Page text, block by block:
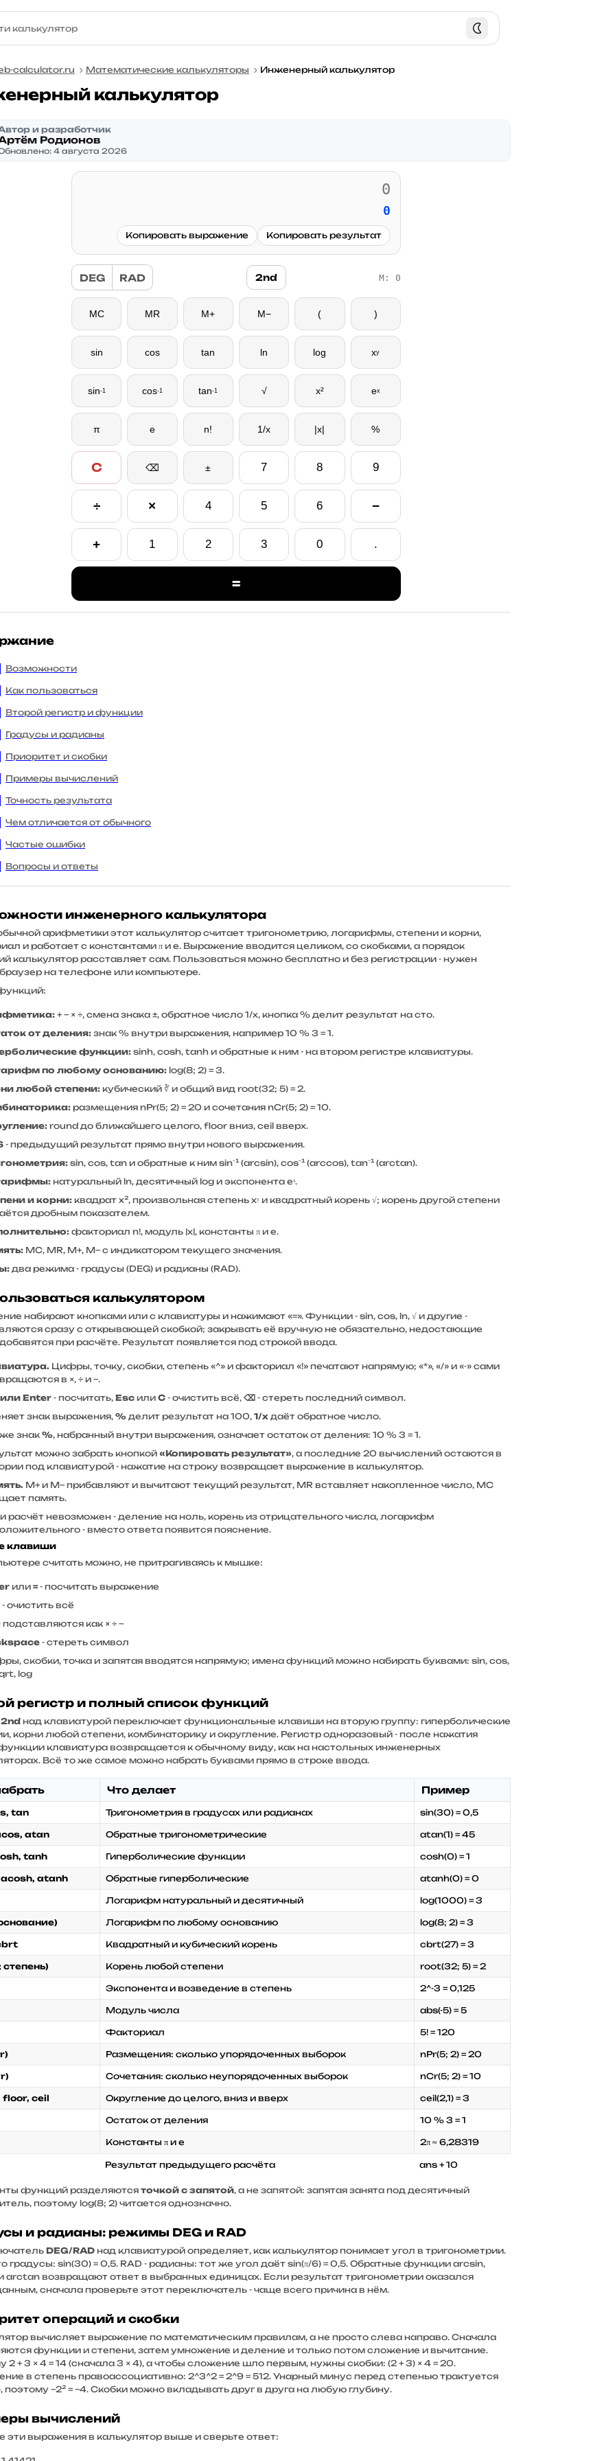
calculator.ru Математические калькуляторы Инженерный калькулятор
калькулятор
и разработчик
Родионов
4 августа 2026
0
Копировать выражение Копировать результат
DEG RAD 2nd M: 0
MC MR M+ M− ( )
sin cos tan ln log xy
sin-1 cos-1 tan-1 √ x² ex
π e n! 1/x |x| %
C ⌫ ± 7 8 9
÷ × 4 5 6 −
+ 1 2 3 0 .
=
Возможности
Как пользоваться
Второй регистр и функции
Градусы и радианы
Приоритет и скобки
Примеры вычислений
Точность результата
Чем отличается от обычного
Частые ошибки
Вопросы и ответы
инженерного калькулятора
арифметики этот калькулятор считает тригонометрию, логарифмы, степени и корни,
и работает с константами π и e. Выражение вводится целиком, со скобками, а порядок
калькулятор расставляет сам. Пользоваться можно бесплатно и без регистрации - нужен
на телефоне или компьютере.
+ − × ÷, смена знака ±, обратное число 1/x, кнопка % делит результат на сто.
от деления: знак % внутри выражения, например 10 % 3 = 1.
функции: sinh, cosh, tanh и обратные к ним - на втором регистре клавиатуры.
по любому основанию: log(8; 2) = 3.
любой степени:кубический ∛ и общий вид root(32; 5) = 2.
размещения nPr(5; 2) = 20 и сочетания nCr(5; 2) = 10.
round до ближайшего целого, floor вниз, ceil вверх.
- предыдущий результат прямо внутри нового выражения.
sin, cos, tan и обратные к ним sin⁻¹ (arcsin), cos⁻¹ (arccos), tan⁻¹ (arctan).
натуральный ln, десятичный log и экспонента eˣ.
и корни:квадрат x², произвольная степень xʸ и квадратный корень √; корень другой степени
дробным показателем.
факториал n!, модуль |x|, константы π и e.
MC, MR, M+, M− с индикатором текущего значения.
два режима - градусы (DEG) и радианы (RAD).
калькулятором
набирают кнопками или с клавиатуры и нажимают «=». Функции - sin, cos, ln, √ и другие -
сразу с открывающей скобкой; закрывать её вручную не обязательно, недостающие
при расчёте. Результат появляется под строкой ввода.
Цифры, точку, скобки, степень «^» и факториал «!» печатают напрямую; «*», «/» и «-» сами
в ×, ÷ и −.
или Enter - посчитать, Esc или C - очистить всё, ⌫ - стереть последний символ.
знак выражения, % делит результат на 100, 1/x даёт обратное число.
знак%, набранный внутри выражения, означает остаток от деления: 10 % 3 = 1.
можно забрать кнопкой «Копировать результат», а последние 20 вычислений остаются в
под клавиатурой - нажатие на строку возвращает выражение в калькулятор.
M+ и M− прибавляют и вычитают текущий результат, MR вставляет накопленное число, MC
память.
расчёт невозможен - деление на ноль, корень из отрицательного числа, логарифм
- вместо ответа появится пояснение.
клавиши
считать можно, не притрагиваясь к мышке:
или = - посчитать выражение
- очистить всё
подставляются как × ÷ −
- стереть символ
скобки, точка и запятая вводятся напрямую; имена функций можно набирать буквами: sin, cos,
log
регистр и полный список функций
2nd над клавиатурой переключает функциональные клавиши на вторую группу: гиперболические
корни любой степени, комбинаторику и округление. Регистр одноразовый - после нажатия
клавиатура возвращается к обычному виду, как на настольных инженерных
Всё то же самое можно набрать буквами прямо в строке ввода.
Что делает Пример
tan Тригонометрия в градусах или радианах sin(30) = 0,5
atan Обратные тригонометрические atan(1) = 45
tanh Гиперболические функции cosh(0) = 1
atanh Обратные гиперболические atanh(0) = 0
Логарифм натуральный и десятичный log(1000) = 3
Логарифм по любому основанию log(8; 2) = 3
Квадратный и кубический корень cbrt(27) = 3
Корень любой степени root(32; 5) = 2
Экспонента и возведение в степень 2^-3 = 0,125
Модуль числа abs(-5) = 5
Факториал 5! = 120
Размещения: сколько упорядоченных выборок nPr(5; 2) = 20
Сочетания: сколько неупорядоченных выборок nCr(5; 2) = 10
floor, ceil Округление до целого, вниз и вверх ceil(2,1) = 3
Остаток от деления 10 % 3 = 1
Константы π и e 2π ≈ 6,28319
Результат предыдущего расчёта ans + 10
функций разделяются точкой с запятой, а не запятой: запятая занята под десятичный
поэтому log(8; 2) читается однозначно.
и радианы: режимы DEG и RAD
DEG/RAD над клавиатурой определяет, как калькулятор понимает угол в тригонометрии.
градусы: sin(30) = 0,5. RAD - радианы: тот же угол даёт sin(π/6) = 0,5. Обратные функции arcsin,
arctan возвращают ответ в выбранных единицах. Если результат тригонометрии оказался
сначала проверьте этот переключатель - чаще всего причина в нём.
операций и скобки
вычисляет выражение по математическим правилам, а не просто слева направо. Сначала
функции и степени, затем умножение и деление и только потом сложение и вычитание.
2 + 3 × 4 = 14 (сначала 3 × 4), а чтобы сложение шло первым, нужны скобки: (2 + 3) × 4 = 20.
в степень правоассоциативно: 2^3^2 = 2^9 = 512. Унарный минус перед степенью трактуется
поэтому −2² = −4. Скобки можно вкладывать друг в друга на любую глубину.
вычислений
эти выражения в калькулятор выше и сверьте ответ: